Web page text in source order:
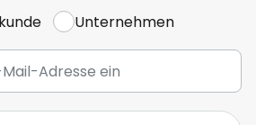
Unternehmen